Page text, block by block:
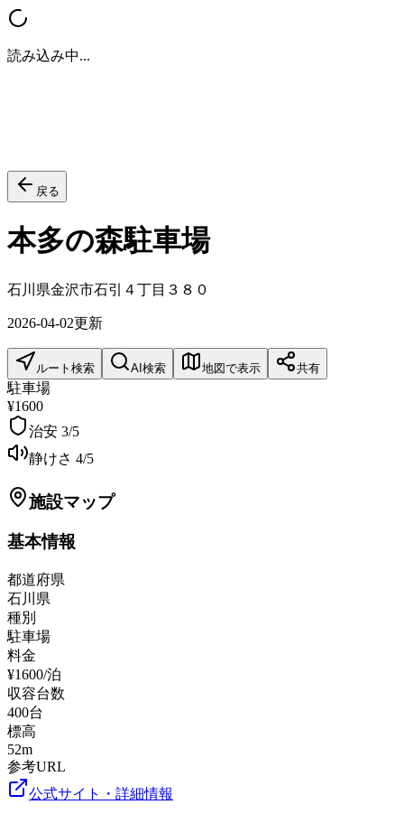
読み込み中...
戻る
本多の森駐車場
石川県金沢市石引４丁目３８０
2026-04-02更新
ルート検索 AI検索 地図で表示 共有
駐車場
¥1600
治安 3/5
静けさ 4/5
施設マップ
基本情報
都道府県
石川県
種別
駐車場
料金
¥1600/泊
収容台数
400台
標高
52m
参考URL
公式サイト・詳細情報